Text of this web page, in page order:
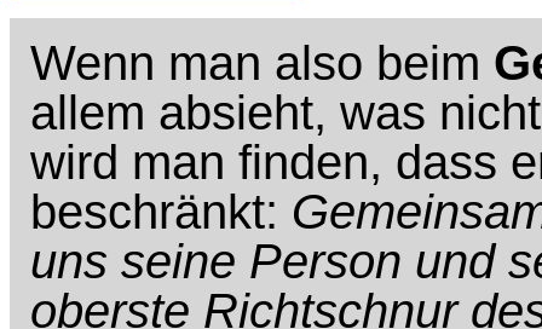
Wenn man also beim
allem absieht, was
wird man finden, dass
beschränkt:
uns seine Person und
oberste Richtschnur